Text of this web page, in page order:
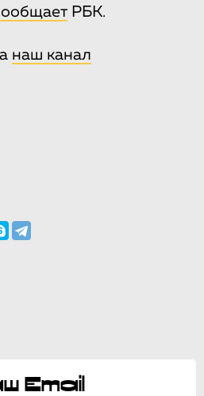
РБК.
наш канал
Email